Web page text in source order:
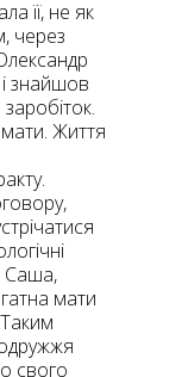
її, не як
через
знайшов
Життя
Саша,
мати
свого